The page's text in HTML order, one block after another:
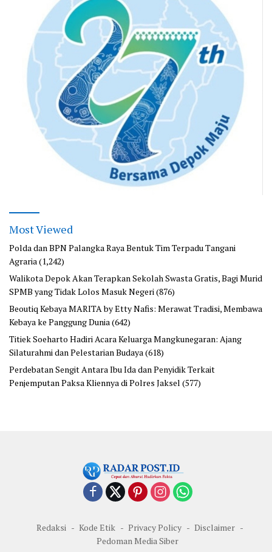
Most Viewed
Polda dan BPN Palangka Raya Bentuk Tim Terpadu Tangani
Agraria(1,242)
Walikota Depok Akan Terapkan Sekolah Swasta Gratis, Bagi Murid
SPMB yang Tidak Lolos Masuk Negeri(876)
Beoutiq Kebaya MARITA by Etty Nafis: Merawat Tradisi, Membawa
Kebaya ke Panggung Dunia(642)
Titiek Soeharto Hadiri Acara Keluarga Mangkunegaran: Ajang
Silaturahmi dan Pelestarian Budaya(618)
Perdebatan Sengit Antara Ibu Ida dan Penyidik Terkait
Penjemputan Paksa Kliennya di Polres Jaksel (577)
Redaksi Kode Etik Privacy Policy
Disclaimer
Pedoman Media Siber